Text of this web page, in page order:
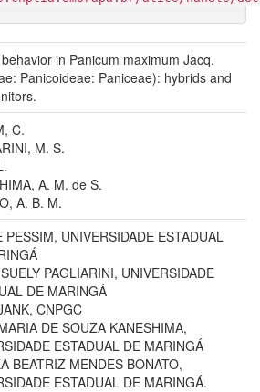
in Panicum maximum Jacq.
Panicoideae: Paniceae): hybrids and
C.
M. S.
A. M. de S.
A. B. M.
PESSIM, UNIVERSIDADE ESTADUAL
PAGLIARINI, UNIVERSIDADE
DE MARINGÁ
CNPGC
DE SOUZA KANESHIMA,
ESTADUAL DE MARINGÁ
BEATRIZ MENDES BONATO,
ESTADUAL DE MARINGÁ.